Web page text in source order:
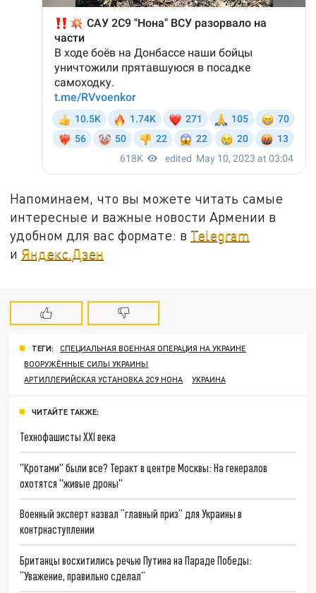
Напоминаем, что вы можете читать самые
интересные и важные новости Армении в
удобном для вас формате: в Telegram
и Яндекс.Дзен
ТЕГИ:
СПЕЦИАЛЬНАЯ ВОЕННАЯ ОПЕРАЦИЯ НА УКРАИНЕ
ВООРУЖЁННЫЕ СИЛЫ УКРАИНЫ
АРТИЛЛЕРИЙСКАЯ УСТАНОВКА 2С9 НОНА
УКРАИНА
ЧИТАЙТЕ ТАКЖЕ:
Технофашисты XXI века
"Кротами" были все? Теракт в центре Москвы: На генералов
охотятся "живые дроны"
Военный эксперт назвал “главный приз” для Украины в
контрнаступлении
Британцы восхитились речью Путина на Параде Победы:
“Уважение, правильно сделал”